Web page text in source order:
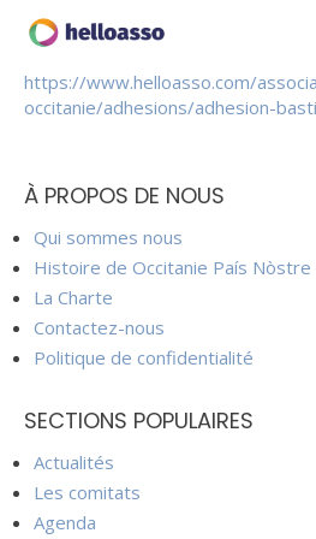
https://www.helloasso.com/
occitanie/adhesions/adhesion-
À PROPOS DE NOUS
Qui sommes nous
Histoire de Occitanie País Nòstre
La Charte
Contactez-nous
Politique de confidentialité
SECTIONS POPULAIRES
Actualités
Les comitats
Agenda